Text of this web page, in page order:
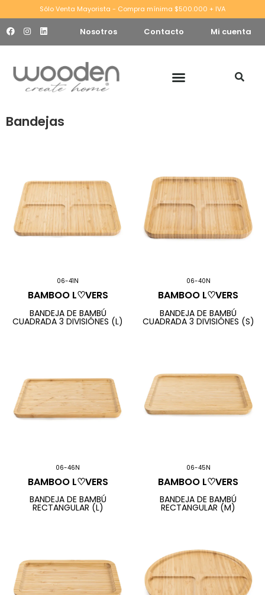
Sólo Venta Mayorista - Compra mínima $500.000 + IVA
Nosotros Contacto Mi cuenta
Bandejas
06-41N
BAMBOO L♡VERS
BANDEJA DE BAMBÚ
CUADRADA 3 DIVISIÓNES (L)
06-40N
BAMBOO L♡VERS
BANDEJA DE BAMBÚ
CUADRADA 3 DIVISIÓNES (S)
06-46N
BAMBOO L♡VERS
BANDEJA DE BAMBÚ
RECTANGULAR (L)
06-45N
BAMBOO L♡VERS
BANDEJA DE BAMBÚ
RECTANGULAR (M)